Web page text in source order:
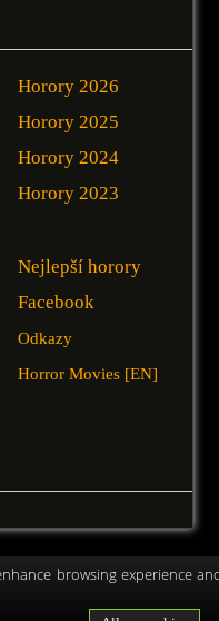
Horory 2026
Horory 2025
Horory 2024
Horory 2023
Nejlepší horory
Facebook
Odkazy
Horror Movies [EN]
browsing experience